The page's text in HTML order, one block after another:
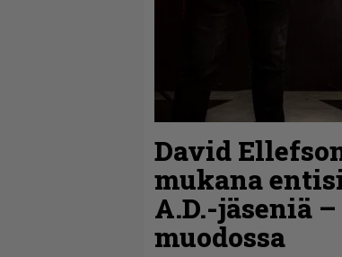
David
mukana
A.D.-jäseniä
muodossa